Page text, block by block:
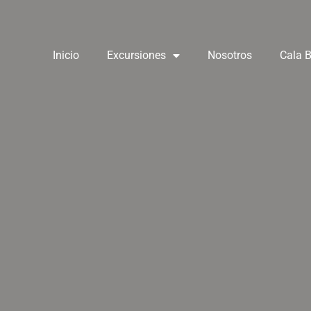
Inicio Excursiones Nosotros Cala